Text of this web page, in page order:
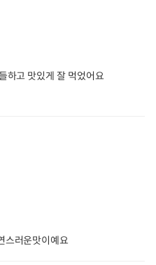
하고 맛있게 잘 먹었어요
스러운맛이예요